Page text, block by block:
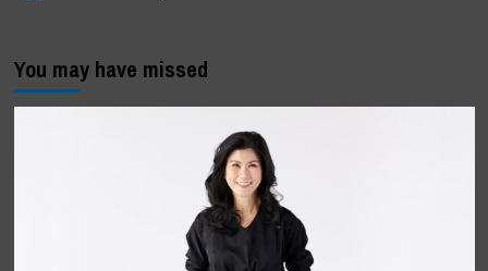
You may have missed